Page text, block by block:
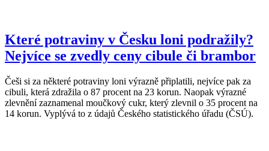
Které potraviny v Česku loni podražily?
Nejvíce se zvedly ceny cibule či brambor
Češi si za některé potraviny loni výrazně připlatili, nejvíce pak za
cibuli, která zdražila o 87 procent na 23 korun. Naopak výrazné
zlevnění zaznamenal moučkový cukr, který zlevnil o 35 procent na
14 korun. Vyplývá to z údajů Českého statistického úřadu (ČSÚ).